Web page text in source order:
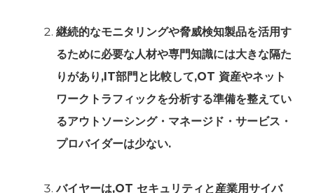
継続的なモニタリングや脅威検知製品を活用す
るために必要な人材や専門知識には大きな隔た
りがあり,IT部門と比較して,OT 資産やネット
ワークトラフィックを分析する準備を整えてい
るアウトソーシング・マネージド・サービス・
プロバイダーは少ない.
バイヤーは,OT セキュリティと産業用サイバ